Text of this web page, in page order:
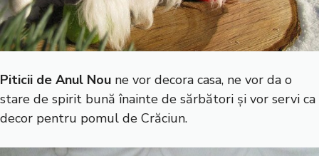
Piticii de Anul Nou ne vor decora casa, ne vor da o
stare de spirit bună înainte de sărbători și vor servi ca
decor pentru pomul de Crăciun.